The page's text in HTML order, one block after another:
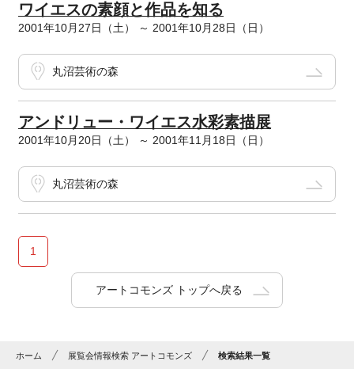
ワイエスの素顔と作品を知る
2001年10月27日（土） ～ 2001年10月28日（日）
丸沼芸術の森
アンドリュー・ワイエス水彩素描展
2001年10月20日（土） ～ 2001年11月18日（日）
丸沼芸術の森
1
アートコモンズ トップへ戻る
ホーム 展覧会情報検索 アートコモンズ 検索結果一覧